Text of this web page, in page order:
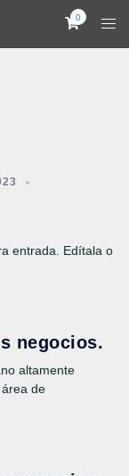
0
entrada. Edítala o
negocios.
altamente
de